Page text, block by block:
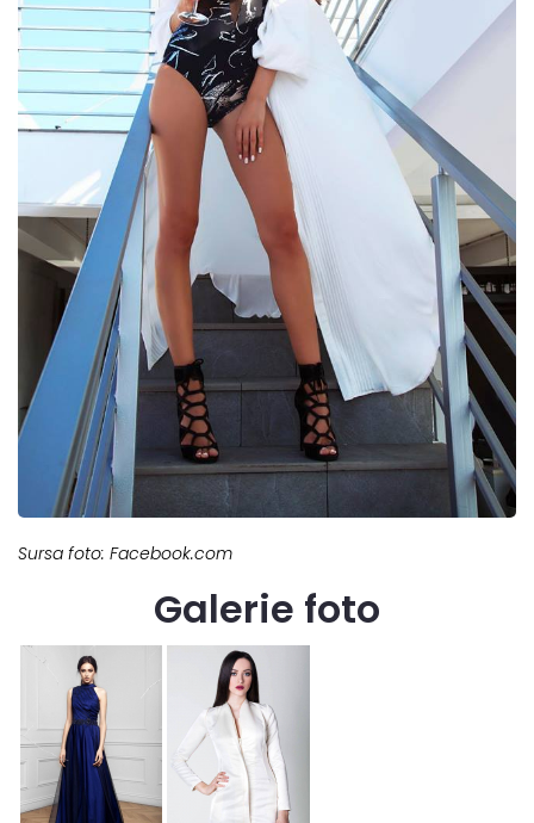
Sursa foto: Facebook.com
Galerie foto